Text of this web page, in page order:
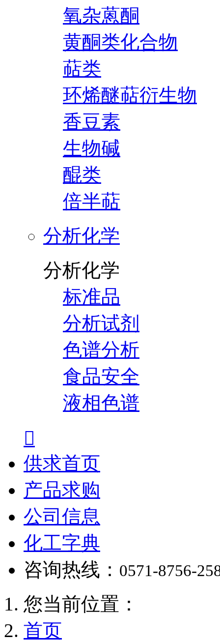
氧杂蒽酮
黄酮类化合物
萜类
环烯醚萜衍生物
香豆素
生物碱
醌类
倍半萜
分析化学
分析化学
标准品
分析试剂
色谱分析
食品安全
液相色谱

供求首页
产品求购
公司信息
化工字典
咨询热线： 0571-8756-
您当前位置：
首页